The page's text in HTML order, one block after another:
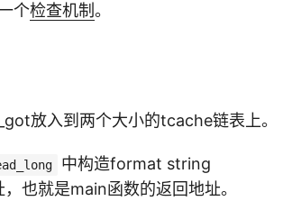
个检查机制。
放入到两个大小的tcache链表上。
中构造format string
，也就是main函数的返回地址。